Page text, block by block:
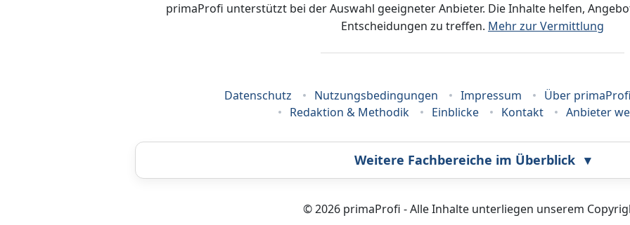
primaProfi unterstützt bei der Auswahl geeigneter Anbieter. Die Inhalte helfen,
Entscheidungen zu treffen. Mehr zur Vermittlung
Datenschutz Nutzungsbedingungen Impressum Über primaProfi
Redaktion & Methodik
Einblicke Kontakt Anbieter
Weitere Fachbereiche im Überblick ▾
Bestatter Callcenter
© 2026 primaProfi - Alle Inhalte unterliegen unserem